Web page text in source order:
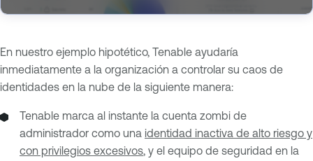
En nuestro ejemplo hipotético, Tenable ayudaría
inmediatamente a la organización a controlar su caos de
identidades en la nube de la siguiente manera:
Tenable marca al instante la cuenta zombi de
administrador como una identidad inactiva de alto riesgo y
con privilegios excesivos, y el equipo de seguridad en la